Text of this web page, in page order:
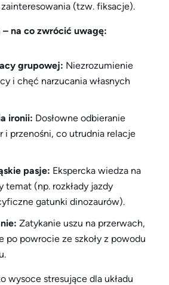
(tzw. fiksacje).
na co zwrócić uwagę:
grupowej: Niezrozumienie
i chęć narzucania własnych
ironii: Dosłowne odbieranie
i przenośni, co utrudnia relacje
pasje: Ekspercka wiedza na
temat (np. rozkłady jazdy
gatunki dinozaurów).
Zatykanie uszu na przerwach,
po powrocie ze szkoły z powodu
wysoce stresujące dla układu